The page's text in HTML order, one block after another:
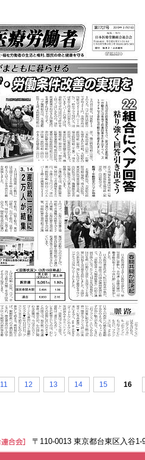
11 12 13 14 15 16
〒110-0013 東京都台東区入谷